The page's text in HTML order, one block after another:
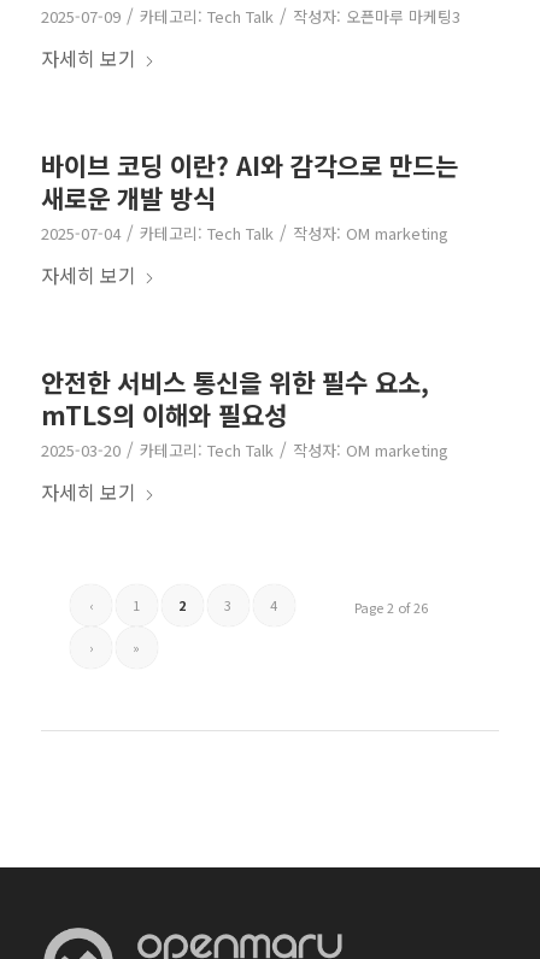
2025-07-09 / 카테고리: Tech Talk / 작성자: 오픈마루 마케팅3
자세히 보기
바이브 코딩 이란? AI와 감각으로 만드는
새로운 개발 방식
2025-07-04 / 카테고리: Tech Talk / 작성자: OM marketing
자세히 보기
안전한 서비스 통신을 위한 필수 요소,
mTLS의 이해와 필요성
2025-03-20 / 카테고리: Tech Talk / 작성자: OM marketing
자세히 보기
Page 2 of 26
‹ 1 2 3 4
› »